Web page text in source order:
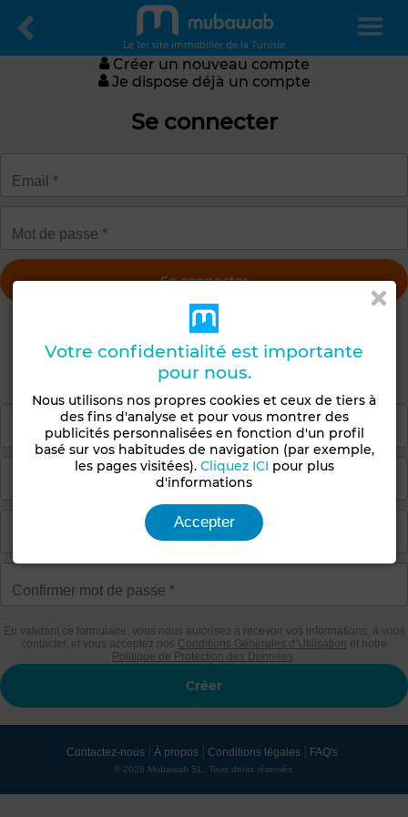
Le 1er site immobilier de la Tunisie
Créer un nouveau compte
Je dispose déjà un compte
Se connecter
Obtenir un nouveau mot de passe
Créer un compte
En validant ce formulaire, vous nous autorisez à recevoir vos informations, à vous
contacter, et vous acceptez nos Conditions Générales d’Utilisation et notre
Politique de Protection des Données
Contactez-nous À propos Conditions légales FAQ's
© 2026 Mubawab SL. Tous droits réservés.
Votre confidentialité est importante
pour nous.
Nous utilisons nos propres cookies et ceux de tiers à
des fins d'analyse et pour vous montrer des
publicités personnalisées en fonction d'un profil
basé sur vos habitudes de navigation (par exemple,
les pages visitées). Cliquez ICI pour plus
d'informations
Accepter